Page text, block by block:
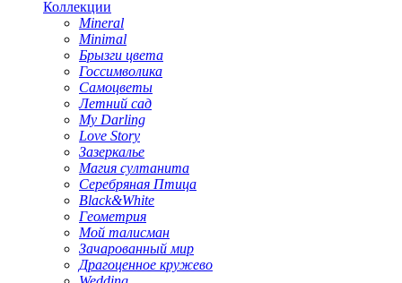
Коллекции
Mineral
Minimal
Брызги цвета
Госсимволика
Самоцветы
Летний сад
My Darling
Love Story
Зазеркалье
Магия султанита
Серебряная Птица
Black&White
Геометрия
Мой талисман
Зачарованный мир
Драгоценное кружево